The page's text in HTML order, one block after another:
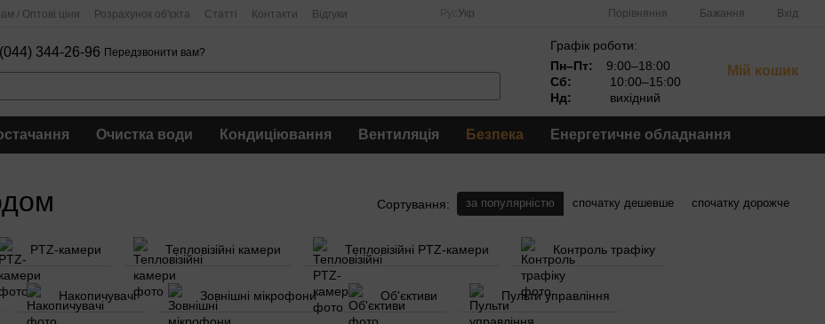
/ Оптові ціни Розрахунок об'єкта Статті Контакти Відгуки Укр Порівняння Бажання Вхід
(044) 344-26-96 Передзвонити вам?
Графік роботи:
Пн–Пт:
9:00–18:00
Сб:
10:00–15:00
Нд:
вихідний
Мій кошик
Очистка води Кондиціювання Вентиляція Безпека Енергетичне обладнання
Сортування: за популярністю спочатку дешевше спочатку дорожче
PTZ-камери Тепловізійні камери Тепловізійні PTZ-камери Контроль трафіку
Накопичувачі Зовнішні мікрофони Об'єктиви Пульти управління